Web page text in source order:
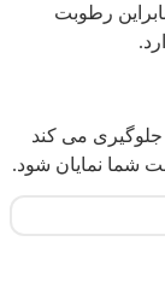
رطوبت
می کند
شما نمایان شود.